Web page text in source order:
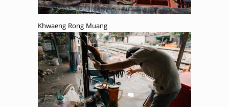
Khwaeng Rong Muang